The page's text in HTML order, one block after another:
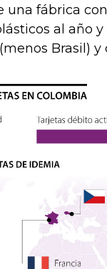
fábrica
al año
Brasil) y